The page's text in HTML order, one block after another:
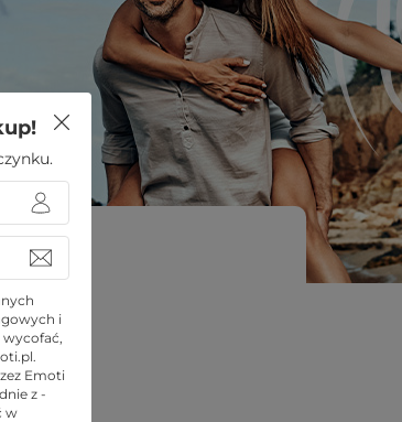
i
.
Emoti
z -
w